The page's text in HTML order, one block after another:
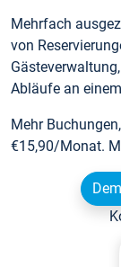
Mehrfach
von
Abläufe an
Mehr
€15,90/Monat.